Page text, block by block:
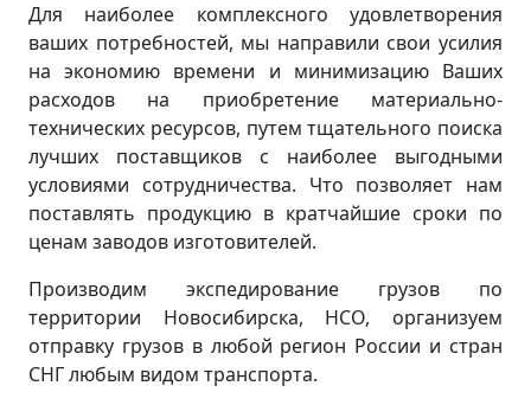
Для наиболее комплексного удовлетворения
ваших потребностей, мы направили свои усилия
на экономию времени и минимизацию Ваших
расходов на приобретение материально-
технических ресурсов, путем тщательного поиска
лучших поставщиков с наиболее выгодными
условиями сотрудничества. Что позволяет нам
поставлять продукцию в кратчайшие сроки по
ценам заводов изготовителей.
Производим экспедирование грузов по
территории Новосибирска, НСО, организуем
отправку грузов в любой регион России и стран
СНГ любым видом транспорта.